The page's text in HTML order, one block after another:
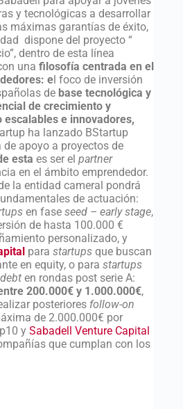
y tecnológicas a desarrollar
máximas garantías de éxito,
dispone del proyecto “
dentro de esta línea
una filosofía centrada en el
el foco de inversión
de base tecnológica y
de crecimiento y
escalables e innovadores,
ha lanzado BStartup
apoyo a proyectos de
esta es ser el partner
en el ámbito emprendedor.
la entidad cameral pondrá
de actuación:
en fase seed – early stage,
de hasta 100.000 €
personalizado, y
para startupsque buscan
en equity, o para startups
en rondas post serie A:
200.000€ y 1.000.000€,
posteriores follow-on
de 2.000.000€ por
y Sabadell Venture Capital
que cumplan con los